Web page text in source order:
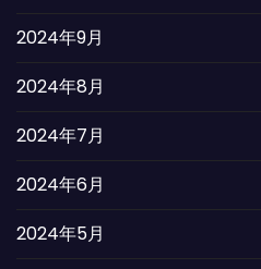
2024年9月
2024年8月
2024年7月
2024年6月
2024年5月